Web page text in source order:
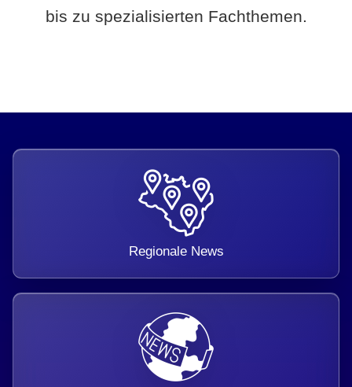
bis zu spezialisierten Fachthemen.
Regionale News